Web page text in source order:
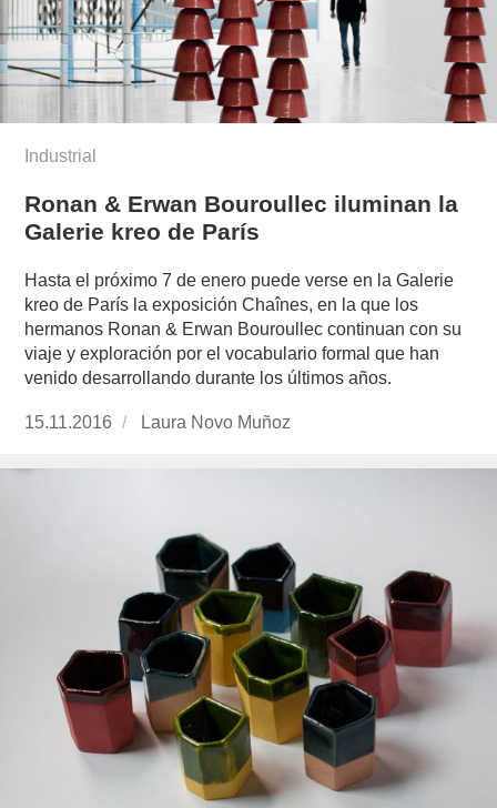
Industrial
Ronan & Erwan Bouroullec iluminan la
Galerie kreo de París
Hasta el próximo 7 de enero puede verse en la Galerie
kreo de París la exposición Chaînes, en la que los
hermanos Ronan & Erwan Bouroullec continuan con su
viaje y exploración por el vocabulario formal que han
venido desarrollando durante los últimos años.
Publicado
15.11.2016
https://www.experimenta.es/author/laura-
Laura Novo Muñoz